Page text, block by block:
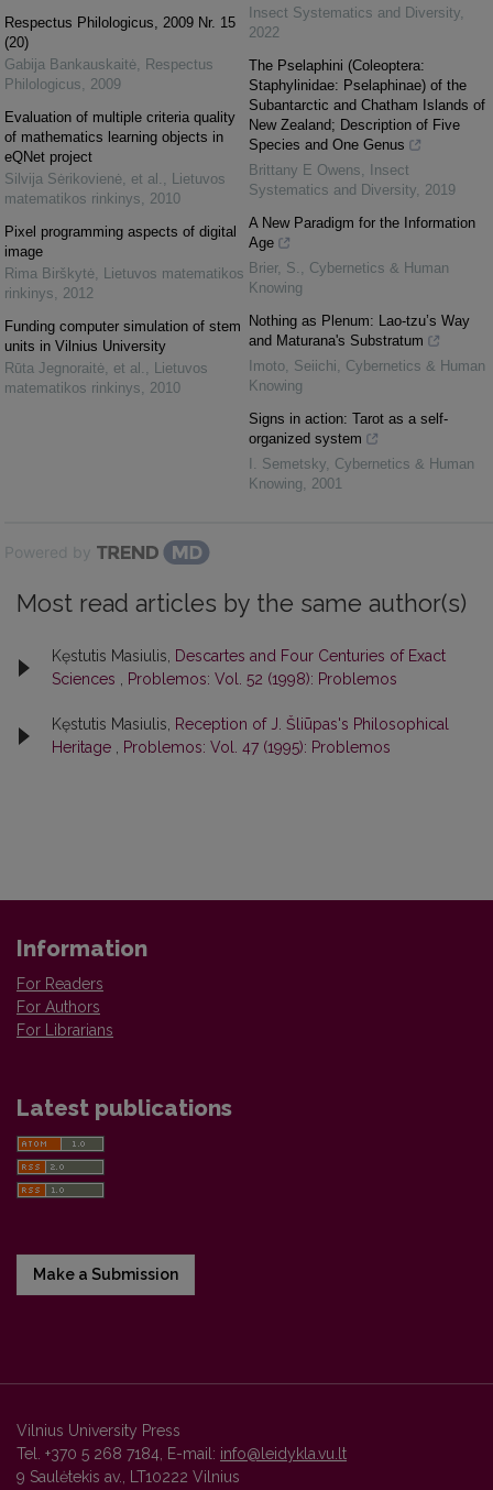
Respectus Philologicus, 2009 Nr. 15
(20)
Gabija Bankauskaitė Respectus
Philologicus
2009
Evaluation of multiple criteria quality
of mathematics learning objects in
eQNet project
Silvija Sėrikovienė, et al.
Lietuvos
matematikos rinkinys
2010
Pixel programming aspects of digital
image
Rima Birškytė Lietuvos matematikos
rinkinys
2012
Funding computer simulation of stem
units in Vilnius University
Rūta Jegnoraitė, et al.
Lietuvos
matematikos rinkinys
2010
Insect Systematics and Diversity
2022
The Pselaphini (Coleoptera:
Staphylinidae: Pselaphinae) of the
Subantarctic and Chatham Islands of
New Zealand; Description of Five
Species and One Genus
Brittany E Owens
Insect
Systematics and Diversity 2019
A New Paradigm for the Information
Age
Brier, S.
Cybernetics & Human
Knowing
Nothing as Plenum: Lao-tzu’s Way
and Maturana's Substratum
Imoto, Seiichi
Cybernetics & Human
Knowing
Signs in action: Tarot as a self-
organized system
I. Semetsky Cybernetics & Human
Knowing
2001
Powered by
Most read articles by the same author(s)
Kęstutis Masiulis, Descartes and Four Centuries of Exact
Sciences
Problemos: Vol. 52 (1998): Problemos
Kęstutis Masiulis, Reception of J. Šliūpas's Philosophical
Heritage
Problemos: Vol. 47 (1995): Problemos
Information
For Readers
For Authors
For Librarians
Latest publications
Make a Submission
Vilnius University Press
Tel. +370 5 268 7184, E-mail: info@leidykla.vu.lt
9 Saulėtekis av., LT10222 Vilnius